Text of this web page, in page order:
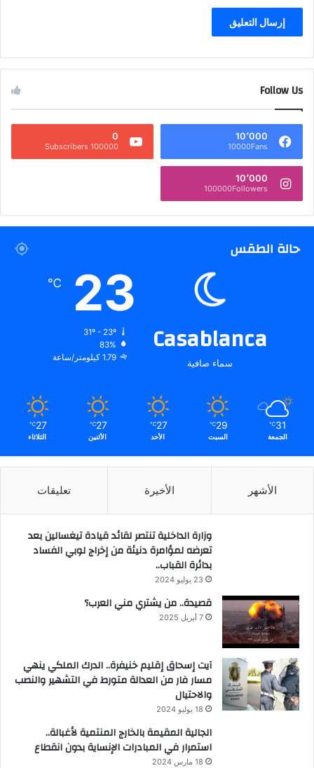
Follow Us
10٬000
10000Fans
0
100000 Subscribers
10٬000
100000Followers
حالة الطقس
Casablanca
سماء صافية
23
℃
31º - 23º
83%
1.79 كيلومتر/ساعة
31
℃
الجمعة
29
℃
السبت
27
℃
الأحد
27
℃
الأثنين
27
℃
الثلاثاء
الأشهر الأخيرة تعليقات
وزارة الداخلية تنتصر لقائد قيادة تيغسالين بعد
تعرضه لمؤامرة دنيئة من إخراج لوبي الفساد
بدائرة القباب..
23 يوليو 2024
قصيدة.. من يشتري مني العرب؟
7 أبريل 2025
آيت إسحاق إقليم خنيفرة.. الدرك الملكي ينهي
مسار فار من العدالة متورط في التشهير والنصب
والاحتيال
18 يوليو 2024
الجالية المقيمة بالخارج المنتمية لأغبالة..
استمرار في المبادرات الإنساية بدون انقطاع
18 مارس 2024